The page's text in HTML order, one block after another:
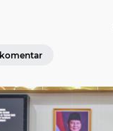
komentar